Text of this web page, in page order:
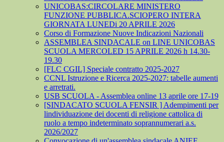
UNICOBAS:CIRCOLARE MINISTERO
FUNZIONE PUBBLICA.SCIOPERO INTERA
GIORNATA LUNEDi 20 APRILE 2026
Corso di Formazione Nuove Indicazioni Nazionali
ASSEMBLEA SINDACALE on LINE UNICOBAS
SCUOLA MERCOLED 15 APRILE 2026 h 14.30-
19.30
[FLC CGIL] Speciale contratto 2025-2027
CCNL Istruzione e Ricerca 2025-2027: tabelle aumenti
e arretrati.
USB SCUOLA - Assemblea online 13 aprile ore 17-19
[SINDACATO SCUOLA FENSIR ] Adempimenti per
lindividuazione dei docenti di religione cattolica di
ruolo a tempo indeterminato soprannumerari a.s.
2026/2027